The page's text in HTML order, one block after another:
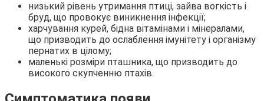
низький рівень утримання птиці, зайва вогкість і
бруд, що провокує виникнення інфекції;
харчування курей, бідна вітамінами і мінералами,
що призводить до ослаблення імунітету і організму
пернатих в цілому;
маленькі розміри пташника, що призводить до
високого скупченню птахів.